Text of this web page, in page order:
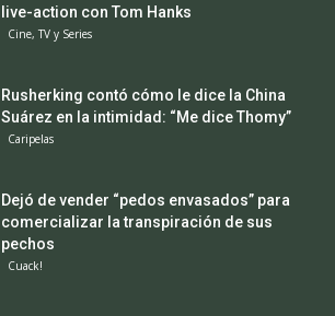
live-action con Tom Hanks
Cine, TV y Series
Rusherking contó cómo le dice la China
Suárez en la intimidad: “Me dice Thomy”
Caripelas
Dejó de vender “pedos envasados” para
comercializar la transpiración de sus
pechos
Cuack!